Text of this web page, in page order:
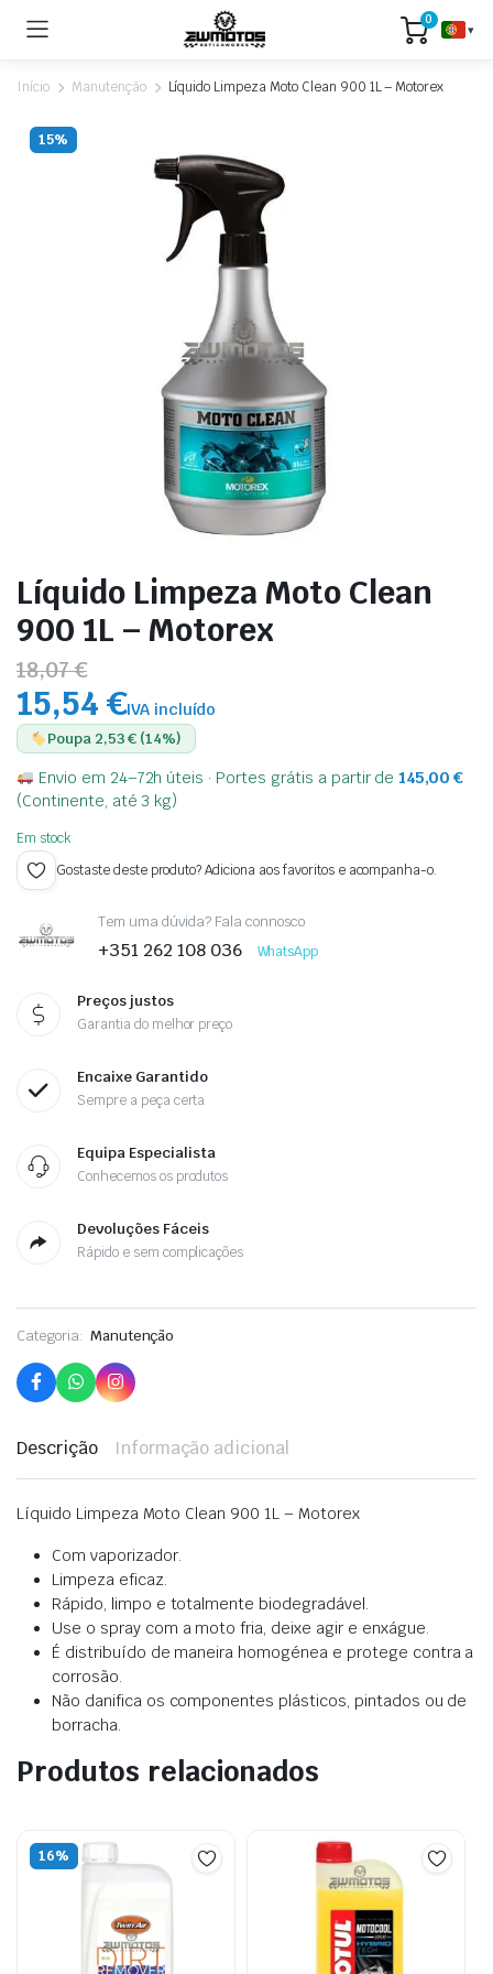
0
▾
Início Manutenção Líquido Limpeza Moto Clean 900 1L – Motorex
15%
Líquido Limpeza Moto Clean
900 1L – Motorex
18,07 €
15,54 €IVA incluído
Poupa 2,53 € (14%)
Envio em 24–72h úteis · Portes grátis a partir de145,00 €
(Continente, até 3 kg)
Em stock
Gostaste deste produto? Adiciona aos favoritos e acompanha-o.
Tem uma dúvida? Fala connosco
+351 262 108 036 WhatsApp
Preços justos
Garantia do melhor preço
Encaixe Garantido
Sempre a peça certa
Equipa Especialista
Conhecemos os produtos
Devoluções Fáceis
Rápido e sem complicações
Categoria: Manutenção
Descrição Informação adicional
Líquido Limpeza Moto Clean 900 1L – Motorex
Com vaporizador.
Limpeza eficaz.
Rápido, limpo e totalmente biodegradável.
Use o spray com a moto fria, deixe agir e enxágue.
É distribuído de maneira homogénea e protege contra a
corrosão.
Não danifica os componentes plásticos, pintados ou de
borracha.
Produtos relacionados
16%